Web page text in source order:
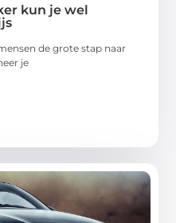
kun je wel
de grote stap naar
je